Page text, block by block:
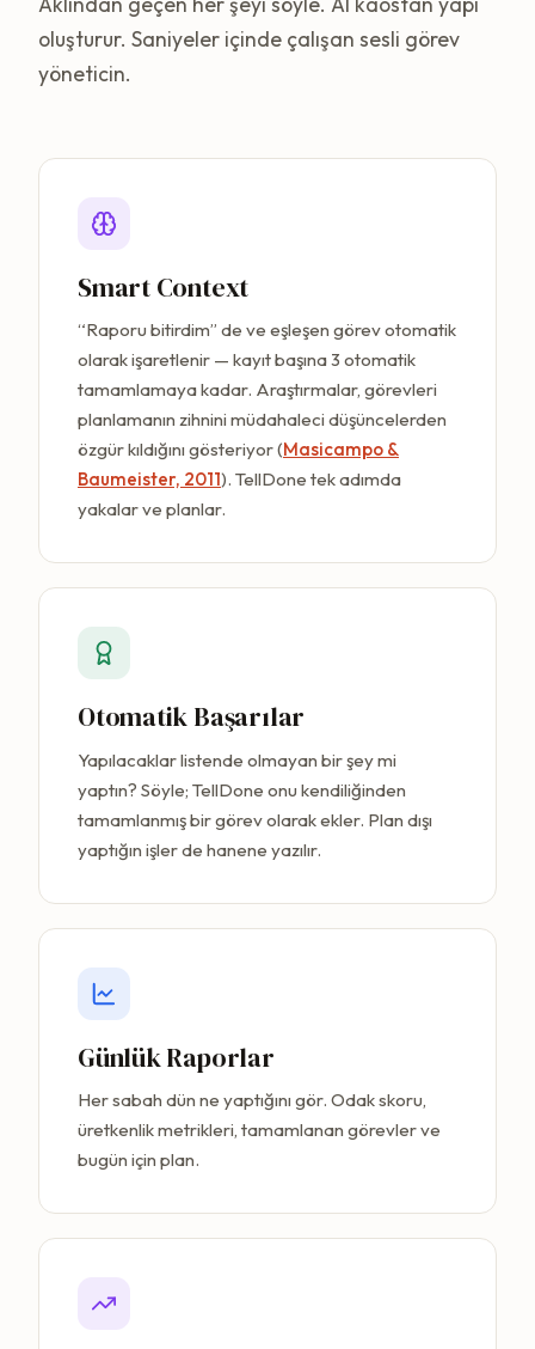
oluşturur. Saniyeler içinde çalışan sesli görev
yöneticin.
Smart Context
“Raporu bitirdim” de ve eşleşen görev otomatik
olarak işaretlenir — kayıt başına 3 otomatik
tamamlamaya kadar. Araştırmalar, görevleri
planlamanın zihnini müdahaleci düşüncelerden
özgür kıldığını gösteriyor (Masicampo &
Baumeister, 2011). TellDone tek adımda
yakalar ve planlar.
Otomatik Başarılar
Yapılacaklar listende olmayan bir şey mi
yaptın? Söyle; TellDone onu kendiliğinden
tamamlanmış bir görev olarak ekler. Plan dışı
yaptığın işler de hanene yazılır.
Günlük Raporlar
Her sabah dün ne yaptığını gör. Odak skoru,
üretkenlik metrikleri, tamamlanan görevler ve
bugün için plan.